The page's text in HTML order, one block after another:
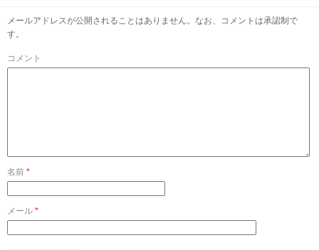
メールアドレスが公開されることはありません。なお、コメントは承認制で
す。
コメント
名前 *
メール *